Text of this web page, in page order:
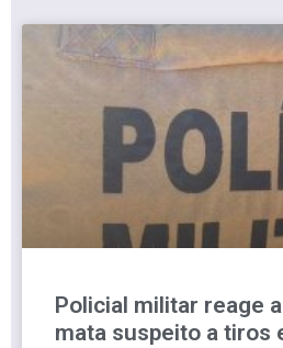
Policial militar reage
mata suspeito a tiros